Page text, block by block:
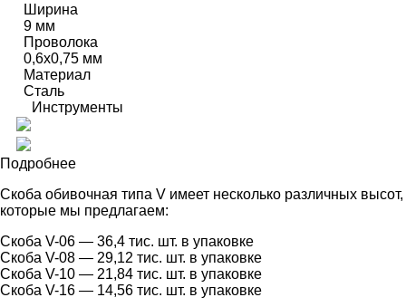
Ширина
9 мм
Проволока
0,6х0,75 мм
Материал
Сталь
Инструменты
Подробнее
Скоба обивочная типа V имеет несколько различных высот,
которые мы предлагаем:
Скоба V-06 — 36,4 тис. шт. в упаковке
Скоба V-08 — 29,12 тис. шт. в упаковке
Скоба V-10 — 21,84 тис. шт. в упаковке
Скоба V-16 — 14,56 тис. шт. в упаковке